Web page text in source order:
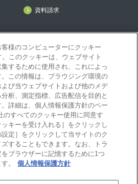
資料請求
者）
MCUG会員専用）
ら
用サイト
様のコンピューターにクッキー
。このクッキーは、ウェブサイト
するために使用され、これによっ
この情報は、ブラウジング環境の
び当ウェブサイトおよび他のメデ
析、測定指標、広告配信を目的と
詳細は、個人情報保護方針のペー
のすべてのクッキー使用に同意す
キーを受け入れる］をクリックし
定］をクリックして当サイトのク
することもできます。なお、トラ
ブラウザーに記憶するために1つ
。
個人情報保護方針